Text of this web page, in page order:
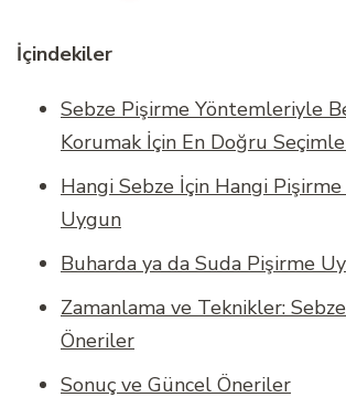
İçindekiler
Sebze Pişirme Yöntemleriyle
Korumak İçin En Doğru
Hangi Sebze İçin Hangi
Uygun
Buharda ya da Suda Pişirme
Zamanlama ve Teknikler:
Öneriler
Sonuç ve Güncel Öneriler